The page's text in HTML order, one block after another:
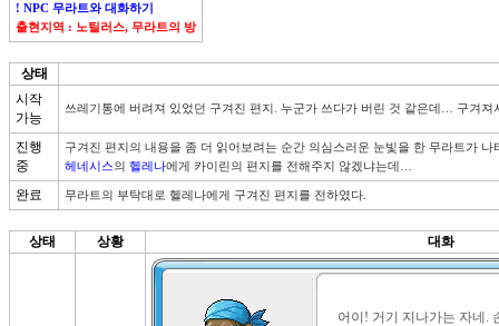
! NPC 무라트와 대화하기
출현지역 : 노틸러스, 무라트의 방
상태
시작
가능
쓰레기통에 버려져 있었던 구겨진 편지. 누군가 쓰다가 버린 것 같은데… 구겨
진행
중
헤네시스의 헬레나에게 카이린의 편지를 전해주지 않겠냐는데…
완료 무라트의 부탁대로 헬레나에게 구겨진 편지를 전하였다.
상태 상황 대화
어이! 거기 지나가는 자네.